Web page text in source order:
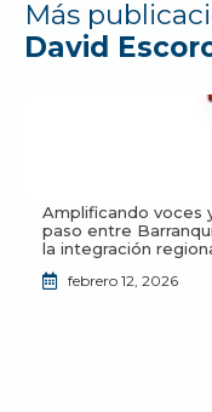
Más
David
Amplificando voces
paso entre
la integración
febrero 12, 2026